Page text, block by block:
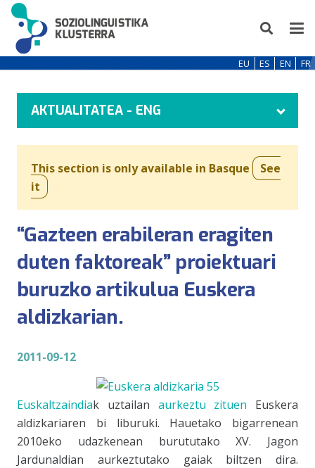
EU ES EN FR
AKTUALITATEA - ENG
This section is only available in Basque
See
it
“Gazteen erabileran eragiten
duten faktoreak” proiektuari
buruzko artikulua Euskera
aldizkarian.
2011-09-12
Euskaltzaindiak uztailan aurkeztu zituen
Euskera
aldizkariaren bi liburuki. Hauetako bigarrenean
2010eko udazkenean burututakoXV. Jagon
Jardunaldian aurkeztutako gaiak biltzen dira.